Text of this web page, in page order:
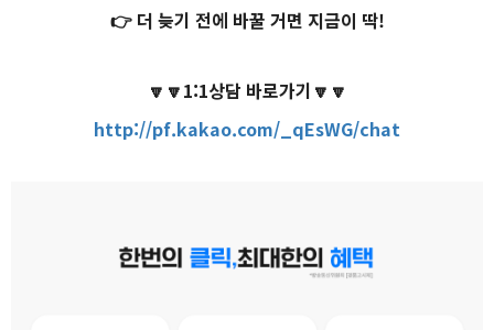
👉 더 늦기 전에 바꿀 거면 지금이 딱!
🔽🔽1:1상담 바로가기🔽🔽
http://pf.kakao.com/_qEsWG/chat